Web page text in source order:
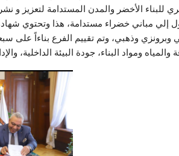
للبناء الأخضر والمدن المستدامة لتعزيز و
وذهبي، وتم تقييم الفرع بناءاً على
والمياه ومواد البناء، جودة البيئة الداخلية،